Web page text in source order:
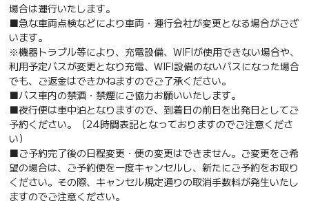
場合は運行いたします。
■急な車両点検などにより車両・運行会社が変更となる場合がござ
います。
※機器トラブル等により、充電設備、WIFIが使用できない場合や、
利用予定バスが変更となり充電、WIFI設備のないバスになった場合
でも、ご返金はできかねますのでご了承ください。
■バス車内の禁酒・禁煙にご協力お願いいたします。
■夜行便は車中泊となりますので、到着日の前日を出発日としてご
予約ください。（24時間表記となっておりますのでご注意くださ
い）
■ご予約完了後の日程変更・便の変更はできません。ご変更をご希
望の場合は、ご予約便を一度キャンセルし、新たにご予約をお取り
ください。その際、キャンセル規定通りの取消手数料が発生いたし
ますのでご注意ください。